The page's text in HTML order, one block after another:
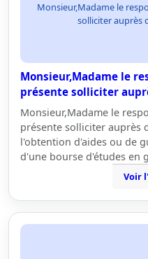
Monsieur,Madame le
solliciter auprès
Monsieur,Madame le
présente solliciter
Monsieur,Madame le
présente solliciter auprès
l'obtention d'aides ou de
d'une bourse d'études en
Voir